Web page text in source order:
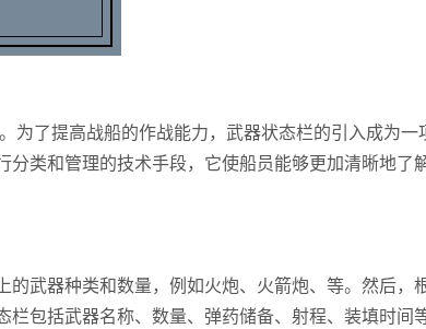
为了提高战船的作战能力，武器状态栏的引入成为一
类和管理的技术手段，它使船员能够更加清晰地了
武器种类和数量，例如火炮、火箭炮、等。然后，
包括武器名称、数量、弹药储备、射程、装填时间